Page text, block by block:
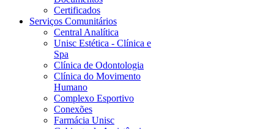
Certificados
Serviços Comunitários
Central Analítica
Unisc Estética - Clínica e
Spa
Clínica de Odontologia
Clínica do Movimento
Humano
Complexo Esportivo
Conexões
Farmácia Unisc